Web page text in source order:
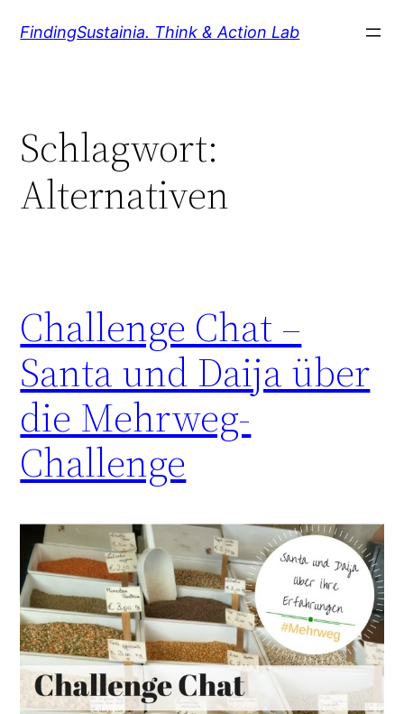
InhaltFindingSustainia. Think & Action Lab
Schlagwort:
Alternativen
Challenge Chat –
Santa und Daija über
die Mehrweg-
Challenge